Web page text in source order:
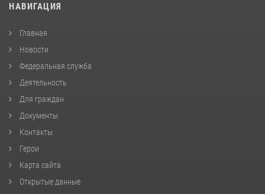
НАВИГАЦИЯ
Главная
Новости
Федеральная служба
Деятельность
Для граждан
Документы
Контакты
Герои
Карта сайта
Открытые данные